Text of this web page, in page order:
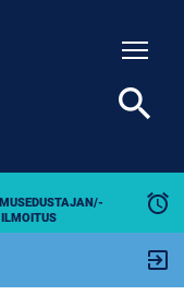
alarm
exit_to_app
search